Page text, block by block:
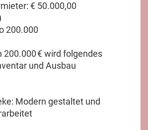
€ 50.000,00
200.000
200.000 € wird folgendes
und Ausbau
Modern gestaltet und